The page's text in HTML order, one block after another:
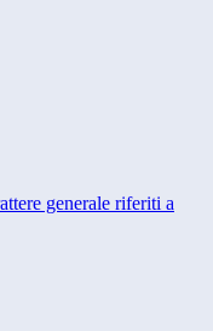
generale riferiti a